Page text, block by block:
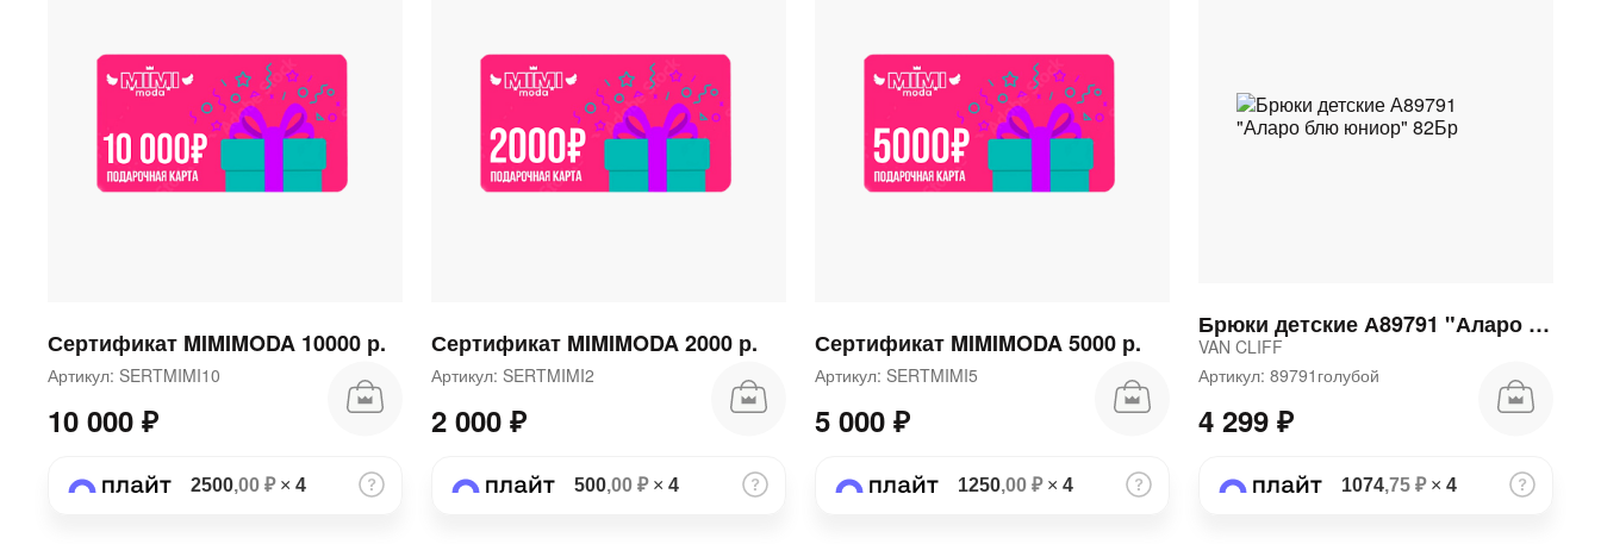
Сертификат MIMIMODA 10000 р.
Артикул: SERTMIMI10
10 000 ₽
2500,00 ₽× 4
Сертификат MIMIMODA 2000 р.
Артикул: SERTMIMI2
2 000 ₽
500,00 ₽× 4
Сертификат MIMIMODA 5000 р.
Артикул: SERTMIMI5
5 000 ₽
1250,00 ₽× 4
Брюки детские А89791 "Аларо блю юниор" 82Бр
VAN CLIFF
Артикул: 89791голубой
4 299 ₽
1074,75 ₽× 4